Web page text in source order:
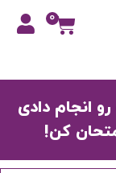
0
انجام دادی
کن!